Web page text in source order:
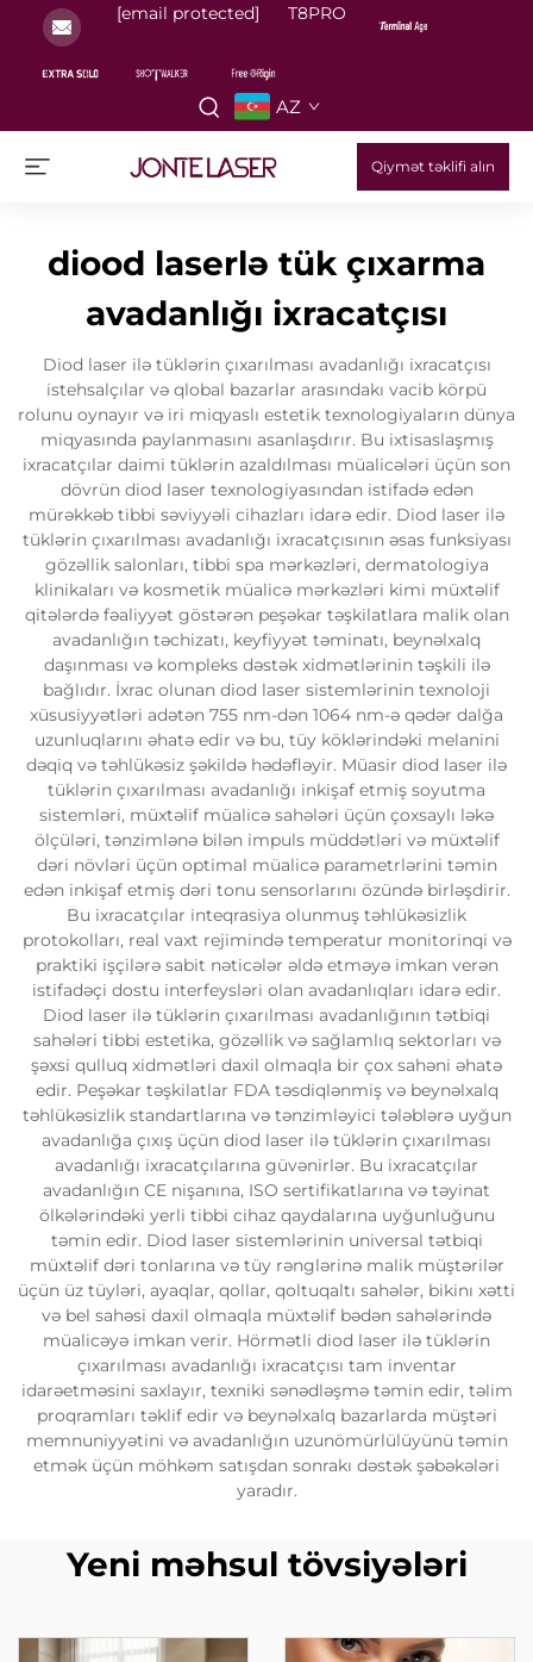
[email protected] T8PRO
AZ
Qiymət təklifi alın
diood laserlə tük çıxarma
avadanlığı ixracatçısı
Diod laser ilə tüklərin çıxarılması avadanlığı ixracatçısı
istehsalçılar və qlobal bazarlar arasındakı vacib körpü
rolunu oynayır və iri miqyaslı estetik texnologiyaların dünya
miqyasında paylanmasını asanlaşdırır. Bu ixtisaslaşmış
ixracatçılar daimi tüklərin azaldılması müalicələri üçün son
dövrün diod laser texnologiyasından istifadə edən
mürəkkəb tibbi səviyyəli cihazları idarə edir. Diod laser ilə
tüklərin çıxarılması avadanlığı ixracatçısının əsas funksiyası
gözəllik salonları, tibbi spa mərkəzləri, dermatologiya
klinikaları və kosmetik müalicə mərkəzləri kimi müxtəlif
qitələrdə fəaliyyət göstərən peşəkar təşkilatlara malik olan
avadanlığın təchizatı, keyfiyyət təminatı, beynəlxalq
daşınması və kompleks dəstək xidmətlərinin təşkili ilə
bağlıdır. İxrac olunan diod laser sistemlərinin texnoloji
xüsusiyyətləri adətən 755 nm-dən 1064 nm-ə qədər dalğa
uzunluqlarını əhatə edir və bu, tüy köklərindəki melanini
dəqiq və təhlükəsiz şəkildə hədəfləyir. Müasir diod laser ilə
tüklərin çıxarılması avadanlığı inkişaf etmiş soyutma
sistemləri, müxtəlif müalicə sahələri üçün çoxsaylı ləkə
ölçüləri, tənzimlənə bilən impuls müddətləri və müxtəlif
dəri növləri üçün optimal müalicə parametrlərini təmin
edən inkişaf etmiş dəri tonu sensorlarını özündə birləşdirir.
Bu ixracatçılar inteqrasiya olunmuş təhlükəsizlik
protokolları, real vaxt rejimində temperatur monitorinqi və
praktiki işçilərə sabit nəticələr əldə etməyə imkan verən
istifadəçi dostu interfeysləri olan avadanlıqları idarə edir.
Diod laser ilə tüklərin çıxarılması avadanlığının tətbiqi
sahələri tibbi estetika, gözəllik və sağlamlıq sektorları və
şəxsi qulluq xidmətləri daxil olmaqla bir çox sahəni əhatə
edir. Peşəkar təşkilatlar FDA təsdiqlənmiş və beynəlxalq
təhlükəsizlik standartlarına və tənzimləyici tələblərə uyğun
avadanlığa çıxış üçün diod laser ilə tüklərin çıxarılması
avadanlığı ixracatçılarına güvənirlər. Bu ixracatçılar
avadanlığın CE nişanına, ISO sertifikatlarına və təyinat
ölkələrindəki yerli tibbi cihaz qaydalarına uyğunluğunu
təmin edir. Diod laser sistemlərinin universal tətbiqi
müxtəlif dəri tonlarına və tüy rənglərinə malik müştərilər
üçün üz tüyləri, ayaqlar, qollar, qoltuqaltı sahələr, bikinı xətti
və bel sahəsi daxil olmaqla müxtəlif bədən sahələrində
müalicəyə imkan verir. Hörmətli diod laser ilə tüklərin
çıxarılması avadanlığı ixracatçısı tam inventar
idarəetməsini saxlayır, texniki sənədləşmə təmin edir, təlim
proqramları təklif edir və beynəlxalq bazarlarda müştəri
memnuniyyətini və avadanlığın uzunömürlülüyünü təmin
etmək üçün möhkəm satışdan sonrakı dəstək şəbəkələri
yaradır.
Yeni məhsul tövsiyələri